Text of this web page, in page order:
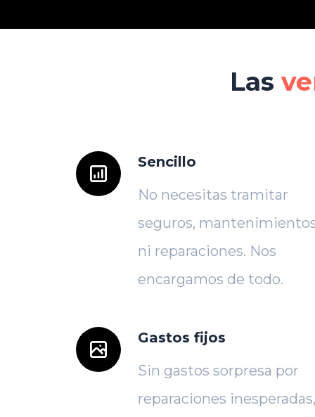
Las
Sencillo
No necesitas tramitar
seguros,
ni reparaciones. Nos
encargamos de todo.
Gastos fijos
Sin gastos sorpresa por
reparaciones inesperadas,